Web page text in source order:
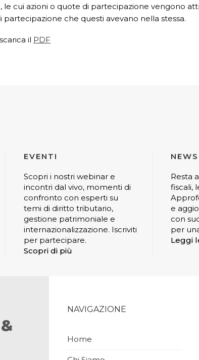
le cui azioni o quote di partecipazione vengono
che questi avevano nella stessa.
il PDF
EVENTI
Scopri i nostri webinar e
incontri dal vivo, momenti di
confronto con esperti su
temi di diritto tributario,
gestione patrimoniale e
internazionalizzazione. Iscriviti
per partecipare.
Scopri di più
NEWS
Resta
fiscali,
e
con
per
Leggi
NAVIGAZIONE
Home